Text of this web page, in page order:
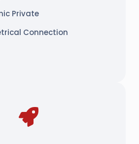
Private
Connection